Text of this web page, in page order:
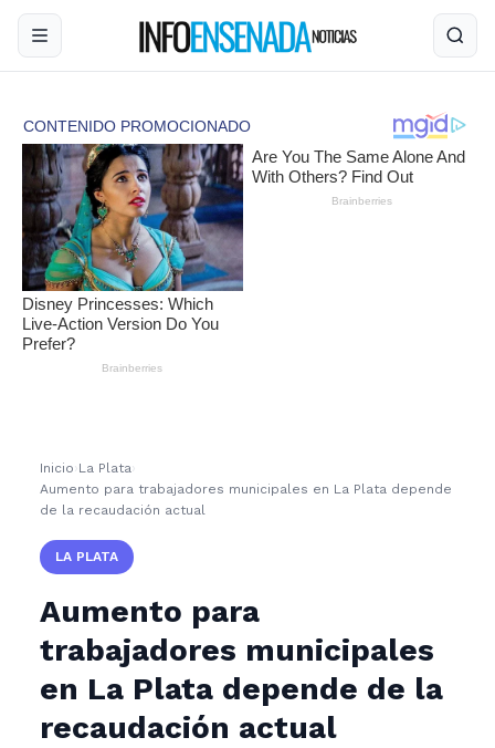
Inicio ›La Plata›
Aumento para trabajadores municipales en La Plata depende
de la recaudación actual
LA PLATA
Aumento para
trabajadores municipales
en La Plata depende de la
recaudación actual